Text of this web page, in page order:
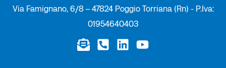
Via Famignano, 6/8 – 47824 Poggio Torriana (Rn) - P.Iva:
01954640403